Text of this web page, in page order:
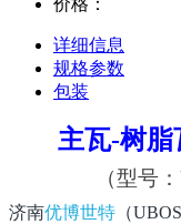
价格：
详细信息
规格参数
包装
主瓦-树脂
（型号：
济南优博世特 （